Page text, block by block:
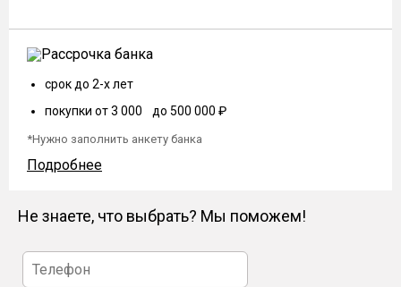
срок до 2-х лет
покупки от 3 000 до 500 000 ₽
*Нужно заполнить анкету банка
Подробнее
Не знаете, что выбрать? Мы поможем!